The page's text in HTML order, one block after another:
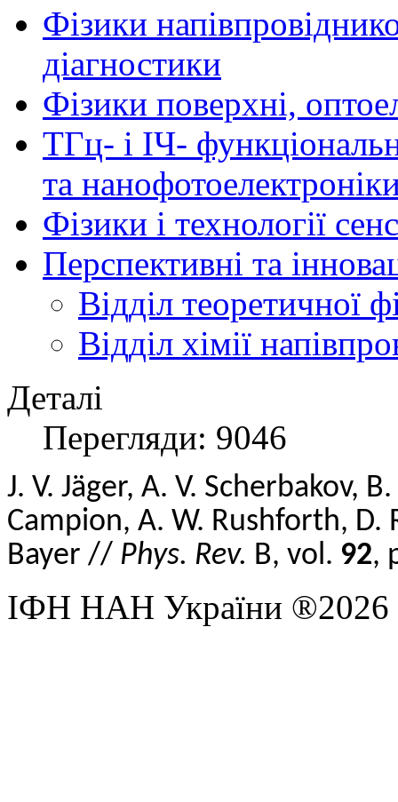
Фізики
діагностики
Фізики поверхні,
ТГц- і ІЧ-
та
Фізики і технології
Перспективні та
Відділ теоретичної
Відділ хімії
Деталі
Перегляди: 9046
J. V. Jäger, A. V. Scherbakov,
Campion, A. W. Rushforth, D.
Bayer // Phys. Rev. B, vol. 92,
ІФН НАН України ®2026